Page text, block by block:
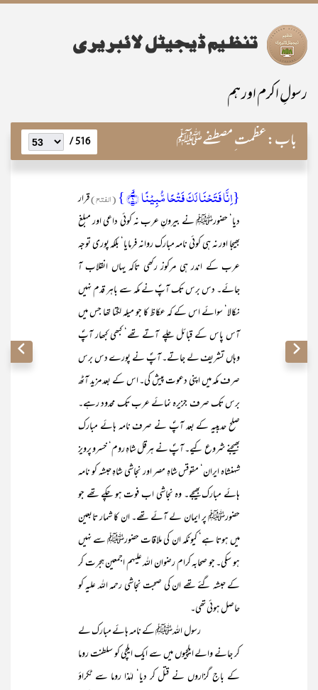
رسولِ اکرم اور ہم
باب:عظمت ِ مصطفےﷺ 516 /
{اِنَّا فَتَحۡنَا لَکَ فَتۡحًا مُّبِیۡنًا ۙ﴿۱﴾ } (الفتح)قرار
دیا‘ حضورﷺ نے بیرونِ عرب نہ کوئی داعی اور مبلغ
بھیجا اور نہ ہی کوئی نامہ مبارک روانہ فرمایا‘ بلکہ پوری توجہ
عرب کے اندر ہی مرکوز رکھی تاکہ یہاں انقلاب آ
جائے۔ دس برس تک آپؐ نے مکہ سے باہر قدم نہیں
نکالا‘ سوائے اس کے کہ عکاظ کا جو میلہ لگتا تھا جس میں
آس پاس کے قبائل چلے آتے تھے‘ کبھی کبھار آپؐ
وہاں تشریف لے جاتے۔ آپؐ نے پورے دس برس
صرف مکہ میں اپنی دعوت پیش کی۔ اس کے بعد مزید آٹھ
برس تک صرف جزیرہ نمائے عرب تک محدود رہے۔
صلح حدیبیہ کے بعد آپؐ نے صرف نامہ ہائے مبارک
بھیجنے شروع کیے۔ آپؐ نے ہرقل شاہِ روم‘ خسرو پرویز
شہنشاہ ایران‘ مقوقس شاہِ مصر اور نجاشی شاہِ حبشہ کو نامہ
ہائے مبارک بھیجے۔ وہ نجاشی اب فوت ہو چکے تھے جو
حضورﷺ پر ایمان لے آئے تھے۔ ان کا شمار تابعین
میں ہوتا ہے‘ کیونکہ ان کی ملاقات حضورﷺ سے نہیں
ہو سکی۔ جو صحابہ کرام رضوان اللہ علیہم اجمعین ہجرت کر
کے حبشہ گئے تھے ان کی صحبت نجاشی رحمہ اللہ علیہ کو
حاصل ہوئی تھی۔
رسول اللہﷺ کے نامہ ہائے مبارک لے
کر جانے والے ایلچیوں میں سے ایک ایلچی کو سلطنت روما
کے باج گزاروں نے قتل کر دیا‘ لہٰذا روما سے ٹکراؤ